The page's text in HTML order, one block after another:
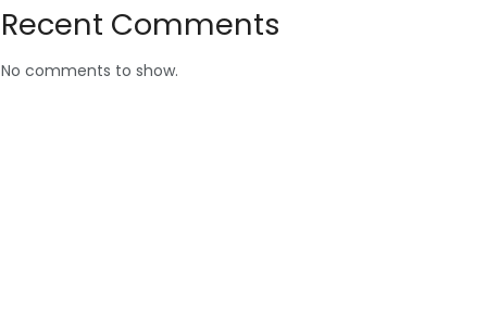
Recent Comments
No comments to show.